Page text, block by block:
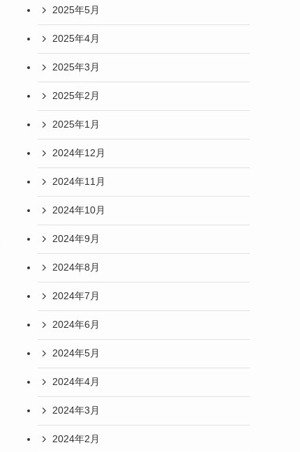
2025年5月
2025年4月
2025年3月
2025年2月
2025年1月
2024年12月
2024年11月
2024年10月
2024年9月
2024年8月
2024年7月
2024年6月
2024年5月
2024年4月
2024年3月
2024年2月